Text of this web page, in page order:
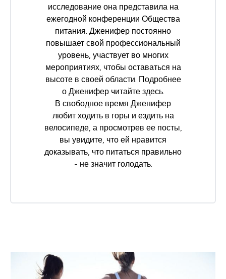
исследование она представила на
ежегодной конференции Общества
питания . Дженифер постоянно
повышает свой профессиональный
уровень, участвует во многих
мероприятиях, чтобы оставаться на
высоте в своей области. Подробнее
о Дженифер читайте здесь.
В свободное время Дженифер
любит ходить в горы и ездить на
велосипеде, а просмотрев ее посты,
вы увидите, что ей нравится
доказывать, что питаться правильно
- не значит голодать.